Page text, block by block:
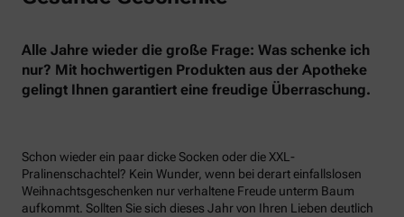
Alle Jahre wieder die große Frage: Was schenke ich
nur? Mit hochwertigen Produkten aus der Apotheke
gelingt Ihnen garantiert eine freudige Überraschung.
Schon wieder ein paar dicke Socken oder die XXL-
Pralinenschachtel? Kein Wunder, wenn bei derart einfallslosen
Weihnachtsgeschenken nur verhaltene Freude unterm Baum
aufkommt. Sollten Sie sich dieses Jahr von Ihren Lieben deutlich